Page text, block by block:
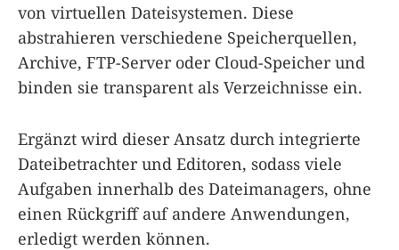
von virtuellen Dateisystemen. Diese
abstrahieren verschiedene Speicherquellen,
Archive, FTP-Server oder Cloud-Speicher und
binden sie transparent als Verzeichnisse ein.
Ergänzt wird dieser Ansatz durch integrierte
Dateibetrachter und Editoren, sodass viele
Aufgaben innerhalb des Dateimanagers, ohne
einen Rückgriff auf andere Anwendungen,
erledigt werden können.